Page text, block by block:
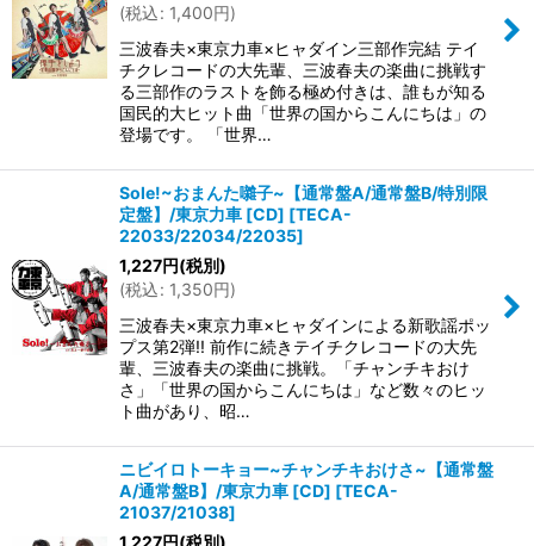
(税込: 1,400円)
三波春夫×東京力車×ヒャダイン三部作完結 テイ
チクレコードの大先輩、三波春夫の楽曲に挑戦す
る三部作のラストを飾る極め付きは、誰もが知る
国民的大ヒット曲「世界の国からこんにちは」の
登場です。 「世界…
Sole!~おまんた囃子~【通常盤A/通常盤B/特別限
定盤】/東京力車 [CD] [TECA-
22033/22034/22035]
1,227円(税別)
(税込: 1,350円)
三波春夫×東京力車×ヒャダインによる新歌謡ポッ
プス第2弾!! 前作に続きテイチクレコードの大先
輩、三波春夫の楽曲に挑戦。「チャンチキおけ
さ」「世界の国からこんにちは」など数々のヒッ
ト曲があり、昭…
ニビイロトーキョー~チャンチキおけさ~【通常盤
A/通常盤B】/東京力車 [CD] [TECA-
21037/21038]
1,227円(税別)